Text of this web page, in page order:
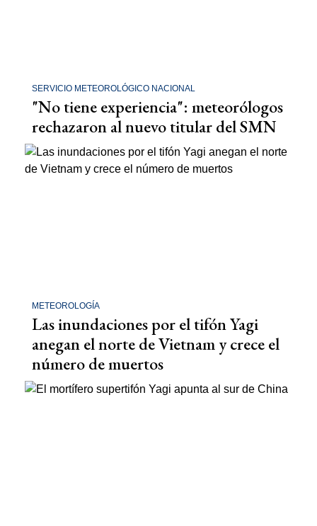
SERVICIO METEOROLÓGICO NACIONAL
"No tiene experiencia": meteorólogos
rechazaron al nuevo titular del SMN
METEOROLOGÍA
Las inundaciones por el tifón Yagi
anegan el norte de Vietnam y crece el
número de muertos